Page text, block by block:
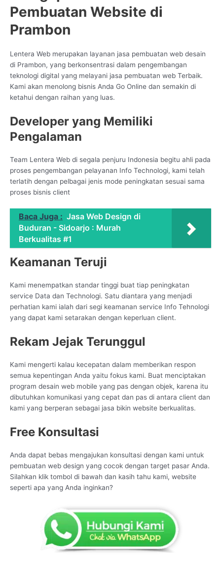
Pembuatan Website di
Prambon
Lentera Web merupakan layanan jasa pembuatan web desain
di Prambon, yang berkonsentrasi dalam pengembangan
teknologi digital yang melayani jasa pembuatan web Terbaik.
Kami akan menolong bisnis Anda Go Online dan semakin di
ketahui dengan raihan yang luas.
Developer yang Memiliki
Pengalaman
Team Lentera Web di segala penjuru Indonesia begitu ahli pada
proses pengembangan pelayanan Info Technologi, kami telah
terlatih dengan pelbagai jenis mode peningkatan sesuai sama
proses bisnis client
Baca Juga : Jasa Web Design di
Buduran - Sidoarjo : Murah
Berkualitas #1
Keamanan Teruji
Kami menempatkan standar tinggi buat tiap peningkatan
service Data dan Technologi. Satu diantara yang menjadi
perhatian kami ialah dari segi keamanan service Info Tehnologi
yang dapat kami setarakan dengan keperluan client.
Rekam Jejak Terunggul
Kami mengerti kalau kecepatan dalam memberikan respon
semua kepentingan Anda yaitu fokus kami. Buat menciptakan
program desain web mobile yang pas dengan objek, karena itu
dibutuhkan komunikasi yang cepat dan pas di antara client dan
kami yang berperan sebagai jasa bikin website berkualitas.
Free Konsultasi
Anda dapat bebas mengajukan konsultasi dengan kami untuk
pembuatan web design yang cocok dengan target pasar Anda.
Silahkan klik tombol di bawah dan kasih tahu kami, website
seperti apa yang Anda inginkan?